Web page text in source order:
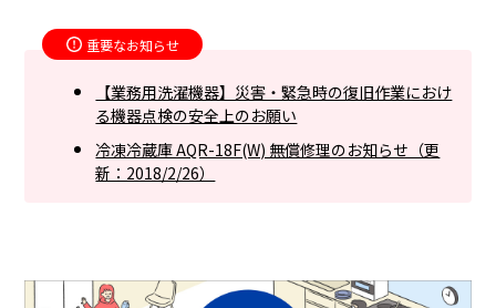
重要なお知らせ
【業務用洗濯機器】災害・緊急時の復旧作業におけ
る機器点検の安全上のお願い
冷凍冷蔵庫 AQR-18F(W) 無償修理のお知らせ（更
新：2018/2/26）